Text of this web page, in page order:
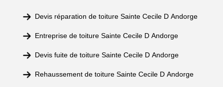
Devis réparation de toiture Sainte Cecile D Andorge
Entreprise de toiture Sainte Cecile D Andorge
Devis fuite de toiture Sainte Cecile D Andorge
Rehaussement de toiture Sainte Cecile D Andorge